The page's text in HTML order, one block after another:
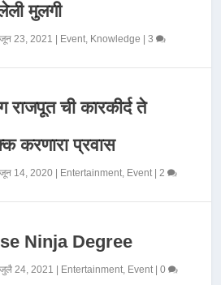
मुलगी
जून 23, 2021 Event, Knowledge |3
राजपूत ची कारकीर्द ते
करणारा प्रवास
जून 14, 2020 Entertainment, Event|2
Ninja Degree
जुलै 24, 2021 Entertainment, Event|0